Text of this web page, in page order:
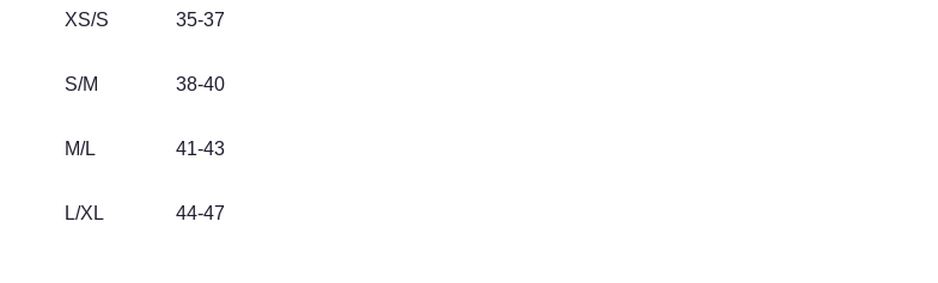
XS/S 35-37
S/M 38-40
M/L 41-43
L/XL 44-47